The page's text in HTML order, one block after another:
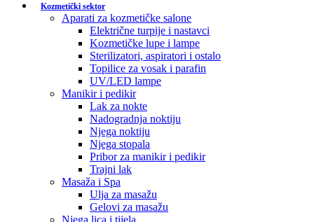
Kozmetički sektor
Aparati za kozmetičke salone
Električne turpije i nastavci
Kozmetičke lupe i lampe
Sterilizatori, aspiratori i ostalo
Topilice za vosak i parafin
UV/LED lampe
Manikir i pedikir
Lak za nokte
Nadogradnja noktiju
Njega noktiju
Njega stopala
Pribor za manikir i pedikir
Trajni lak
Masaža i Spa
Ulja za masažu
Gelovi za masažu